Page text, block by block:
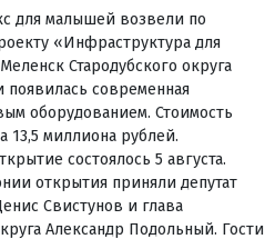
для малышей возвели по
«Инфраструктура для
Стародубского округа
появилась современная
оборудованием. Стоимость
13,5 миллиона рублей.
состоялось 5 августа.
открытия приняли депутат
Свистунов и глава
Александр Подольный. Гости